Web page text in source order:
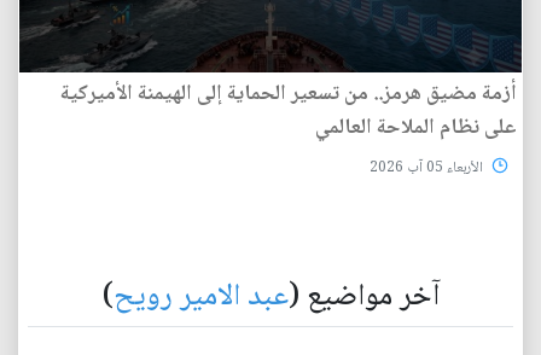
أزمة مضيق هرمز.. من تسعير الحماية إلى الهيمنة الأميركية
على نظام الملاحة العالمي
الأربعاء 05 آب 2026
آخر مواضيع (عبد الامير رويح)